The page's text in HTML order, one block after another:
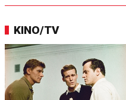
KINO/TV